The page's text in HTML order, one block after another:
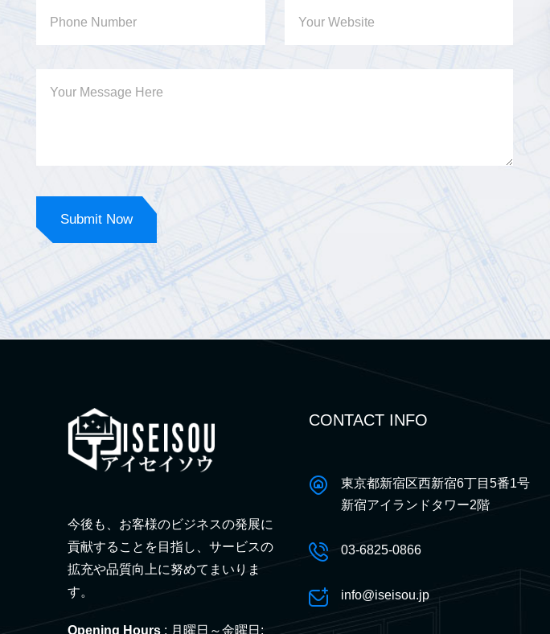
今後も、お客様のビジネスの発展に
貢献することを目指し、サービスの
拡充や品質向上に努めてまいりま
す。
Opening Hours : 月曜日～金曜日:
CONTACT INFO
東京都新宿区西新宿6丁目5番1号
新宿アイランドタワー2階
03-6825-0866
info@iseisou.jp